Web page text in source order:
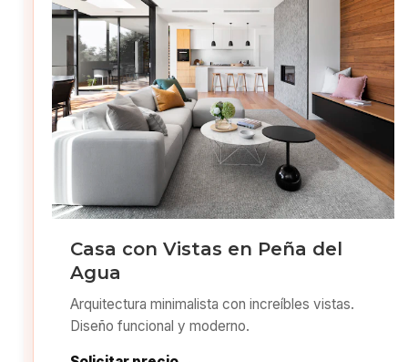
Casa con Vistas en Peña del
Agua
Arquitectura minimalista con increíbles vistas.
Diseño funcional y moderno.